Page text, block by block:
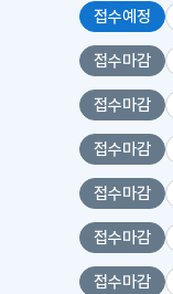
접수예정
접수마감
접수마감
접수마감
접수마감
접수마감
접수마감